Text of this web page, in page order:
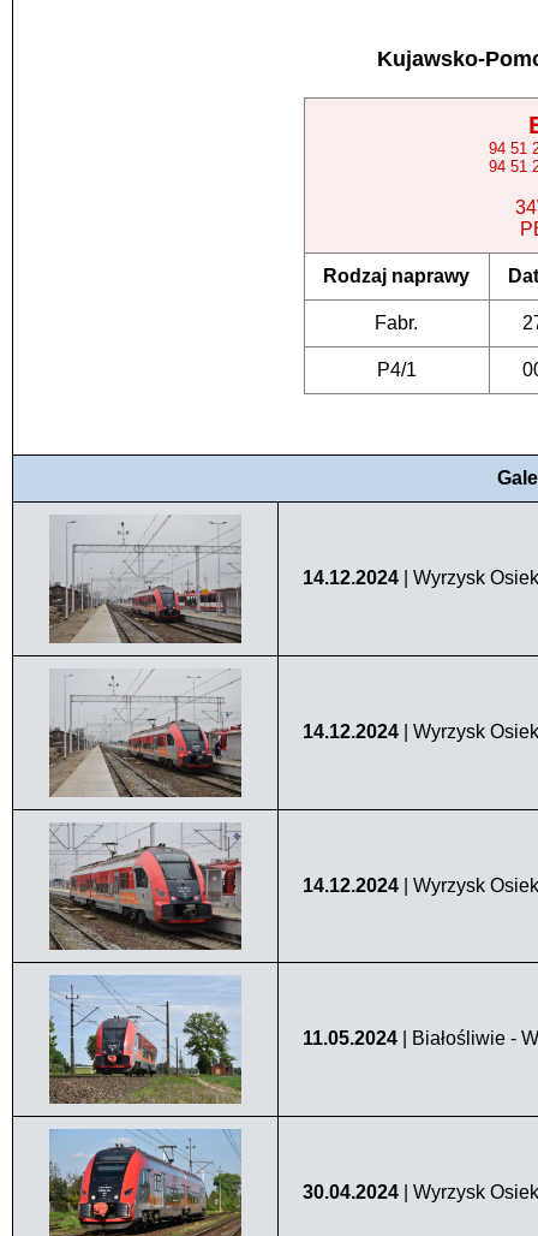
Kujawsko-
94 51
94 51
Rodzaj naprawy
Fabr.
P4/1
14.12.2024 | Wyrzysk
14.12.2024 | Wyrzysk
14.12.2024 | Wyrzysk
11.05.2024 | Białośliwie -
30.04.2024 | Wyrzysk